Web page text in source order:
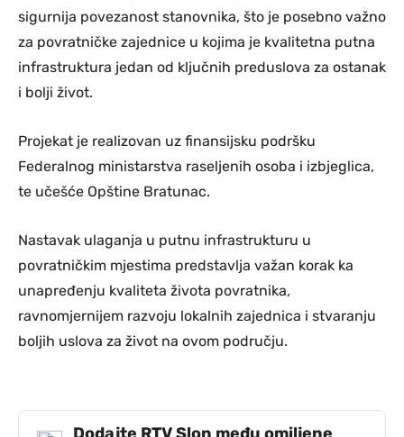
sigurnija povezanost stanovnika, što je posebno važno
za povratničke zajednice u kojima je kvalitetna putna
infrastruktura jedan od ključnih preduslova za ostanak
i bolji život.
Projekat je realizovan uz finansijsku podršku
Federalnog ministarstva raseljenih osoba i izbjeglica,
te učešće Opštine Bratunac.
Nastavak ulaganja u putnu infrastrukturu u
povratničkim mjestima predstavlja važan korak ka
unapređenju kvaliteta života povratnika,
ravnomjernijem razvoju lokalnih zajednica i stvaranju
boljih uslova za život na ovom području.